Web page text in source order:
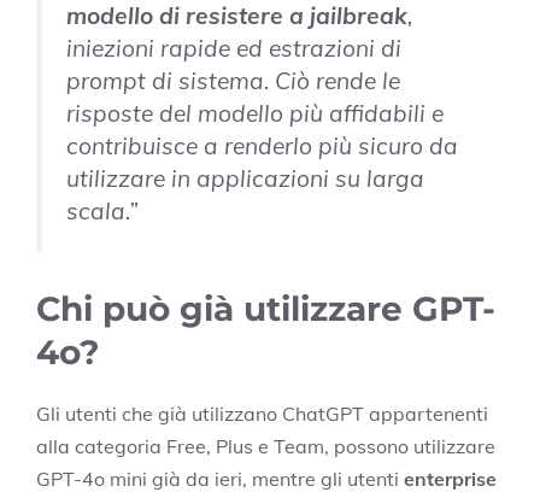
modello di resistere a jailbreak,
iniezioni rapide ed estrazioni di
prompt di sistema. Ciò rende le
risposte del modello più affidabili e
contribuisce a renderlo più sicuro da
utilizzare in applicazioni su larga
scala.”
Chi può già utilizzare GPT-
4o?
Gli utenti che già utilizzano ChatGPT appartenenti
alla categoria Free, Plus e Team, possono utilizzare
GPT-4o mini già da ieri, mentre gli utenti enterprise